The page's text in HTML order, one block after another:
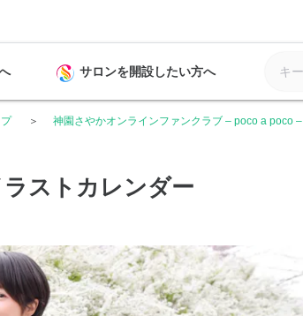
サロンを開設したい方へ
神園さやかオンラインファンクラブ – poco a poco –
ラストカレンダー